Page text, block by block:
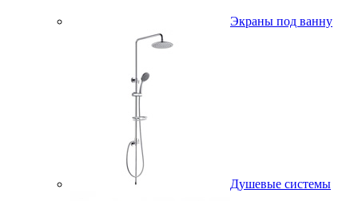
Экраны под ванну
Душевые системы